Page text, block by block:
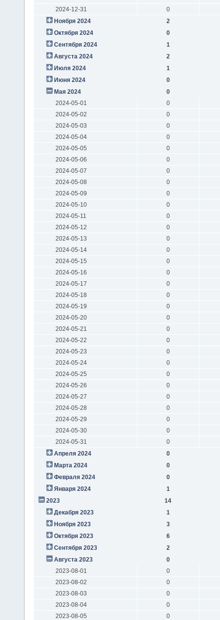
2024-12-31
0
Ноября 2024
2
Октября 2024
0
Сентября 2024
1
Августа 2024
2
Июля 2024
1
Июня 2024
0
Мая 2024
0
2024-05-01
0
2024-05-02
0
2024-05-03
0
2024-05-04
0
2024-05-05
0
2024-05-06
0
2024-05-07
0
2024-05-08
0
2024-05-09
0
2024-05-10
0
2024-05-11
0
2024-05-12
0
2024-05-13
0
2024-05-14
0
2024-05-15
0
2024-05-16
0
2024-05-17
0
2024-05-18
0
2024-05-19
0
2024-05-20
0
2024-05-21
0
2024-05-22
0
2024-05-23
0
2024-05-24
0
2024-05-25
0
2024-05-26
0
2024-05-27
0
2024-05-28
0
2024-05-29
0
2024-05-30
0
2024-05-31
0
Апреля 2024
0
Марта 2024
0
Февраля 2024
0
Января 2024
1
2023
14
Декабря 2023
1
Ноября 2023
3
Октября 2023
6
Сентября 2023
2
Августа 2023
0
2023-08-01
0
2023-08-02
0
2023-08-03
0
2023-08-04
0
2023-08-05
0